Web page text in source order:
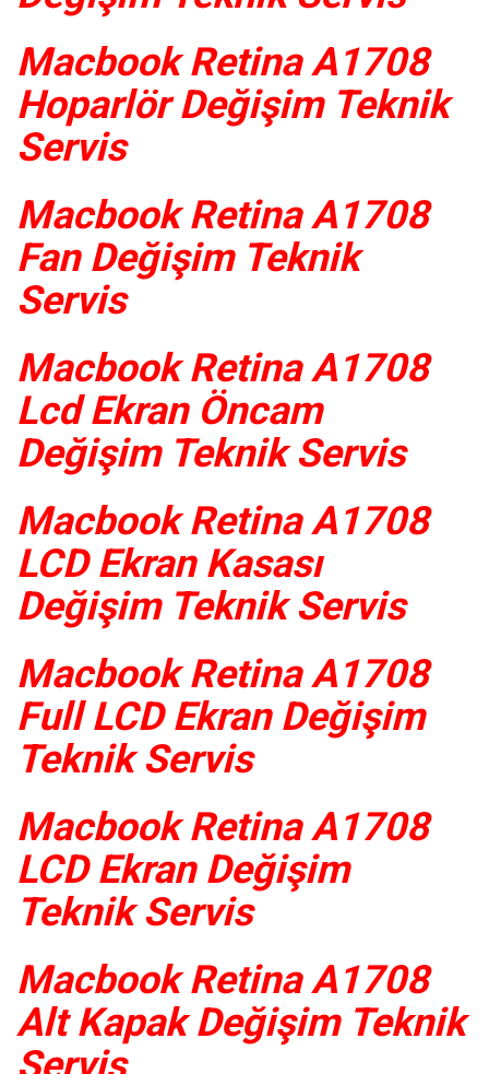
Macbook Retina A1708
Hoparlör Değişim Teknik
Servis
Macbook Retina A1708
Fan Değişim Teknik
Servis
Macbook Retina A1708
Lcd Ekran Öncam
Değişim Teknik Servis
Macbook Retina A1708
LCD Ekran Kasası
Değişim Teknik Servis
Macbook Retina A1708
Full LCD Ekran Değişim
Teknik Servis
Macbook Retina A1708
LCD Ekran Değişim
Teknik Servis
Macbook Retina A1708
Alt Kapak Değişim Teknik